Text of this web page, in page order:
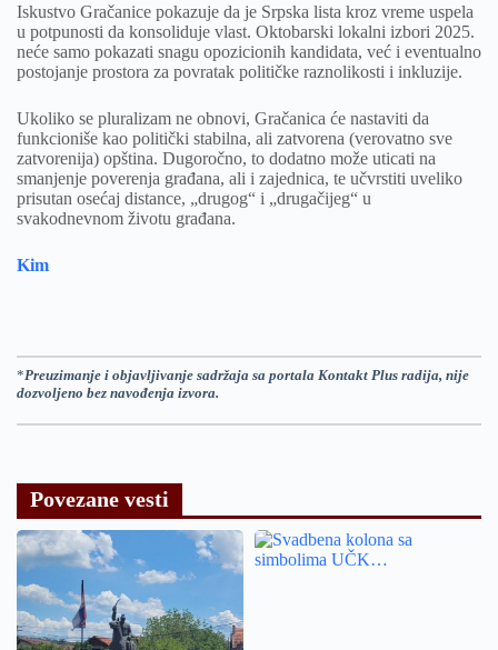
Iskustvo Gračanice pokazuje da je Srpska lista kroz vreme uspela
u potpunosti da konsoliduje vlast. Oktobarski lokalni izbori 2025.
neće samo pokazati snagu opozicionih kandidata, već i eventualno
postojanje prostora za povratak političke raznolikosti i inkluzije.
Ukoliko se pluralizam ne obnovi, Gračanica će nastaviti da
funkcioniše kao politički stabilna, ali zatvorena (verovatno sve
zatvorenija) opština. Dugoročno, to dodatno može uticati na
smanjenje poverenja građana, ali i zajednica, te učvrstiti uveliko
prisutan osećaj distance, „drugog“ i „drugačijeg“ u
svakodnevnom životu građana.
Kim
*Preuzimanje i objavljivanje sadržaja sa portala Kontakt Plus radija, nije
dozvoljeno bez navođenja izvora.
Povezane vesti